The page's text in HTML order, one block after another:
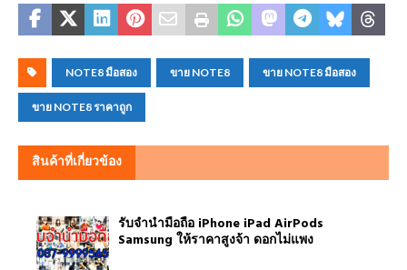
NOTE8 มือสอง ขาย NOTE8 ขาย NOTE8 มือสอง
ขาย NOTE8 ราคาถูก
สินค้าที่เกี่ยวข้อง
รับจำนำมือถือ iPhone iPad AirPods
Samsung ให้ราคาสูงจ้า ดอกไม่แพง